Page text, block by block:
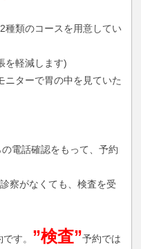
類のコースを用意してい
を軽減します)
ターで胃の中を見ていた
電話確認をもって、予約
察がなくても、検査を受
す。 ”検査”予約では